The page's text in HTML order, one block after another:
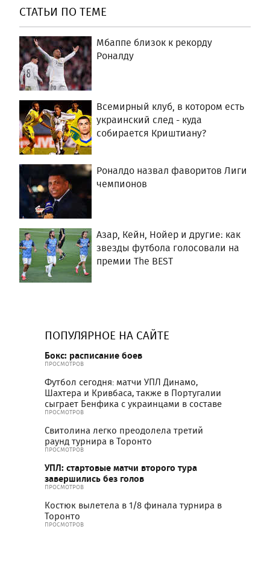
СТАТЬИ ПО ТЕМЕ
Мбаппе близок к рекорду
Роналду
Всемирный клуб, в котором есть
украинский след - куда
собирается Криштиану?
Роналдо назвал фаворитов Лиги
чемпионов
Азар, Кейн, Нойер и другие: как
звезды футбола голосовали на
премии The BEST
ПОПУЛЯРНОЕ НА САЙТЕ
Бокс: расписание боев
ПРОСМОТРОВ
Футбол сегодня: матчи УПЛ Динамо,
Шахтера и Кривбаса, также в Португалии
сыграет Бенфика с украинцами в составе
ПРОСМОТРОВ
Свитолина легко преодолела третий
раунд турнира в Торонто
ПРОСМОТРОВ
УПЛ: стартовые матчи второго тура
завершились без голов
ПРОСМОТРОВ
Костюк вылетела в 1/8 финала турнира в
Торонто
ПРОСМОТРОВ